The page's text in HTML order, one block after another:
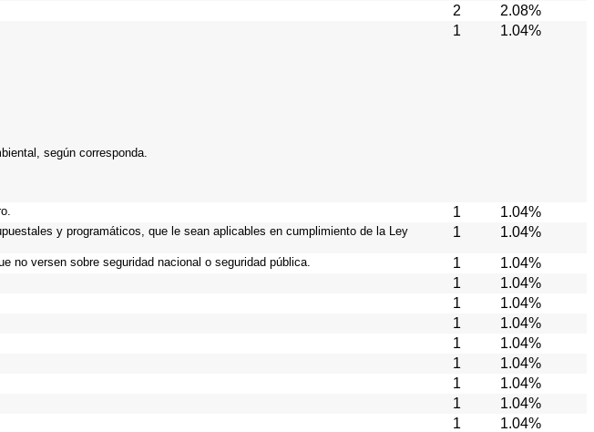
2 2.08%
según corresponda.
1 1.04%
1 1.04%
y programáticos, que le sean aplicables en cumplimiento de la Ley
1 1.04%
no versen sobre seguridad nacional o seguridad pública. 1 1.04%
1 1.04%
1 1.04%
1 1.04%
1 1.04%
1 1.04%
1 1.04%
1 1.04%
1 1.04%